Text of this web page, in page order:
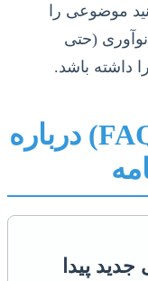
موضوعی را
نوآوری (حتی
داشته باشد.
پرسش‌های متداول (FAQ) درباره
پیدا